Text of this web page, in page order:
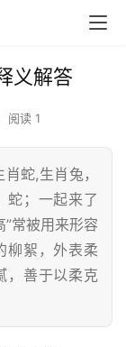
义解答
阅读 1
蛇,生肖兔，
蛇；一起来了
常被用来形容
柳絮，外表柔
，善于以柔克